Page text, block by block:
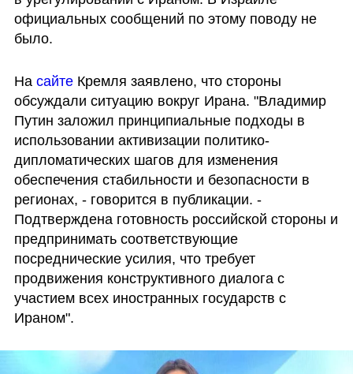
официальных сообщений по этому поводу не
было.
На сайте Кремля заявлено, что стороны
обсуждали ситуацию вокруг Ирана. "Владимир
Путин заложил принципиальные подходы в
использовании активизации политико-
дипломатических шагов для изменения
обеспечения стабильности и безопасности в
регионах, - говорится в публикации. -
Подтверждена готовность российской стороны и
предпринимать соответствующие
посреднические усилия, что требует
продвижения конструктивного диалога с
участием всех иностранных государств с
Ираном".